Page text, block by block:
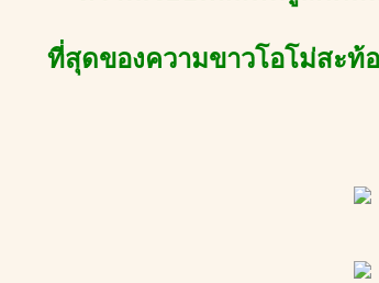
ที่สุดของความขาวโอโม่สะ